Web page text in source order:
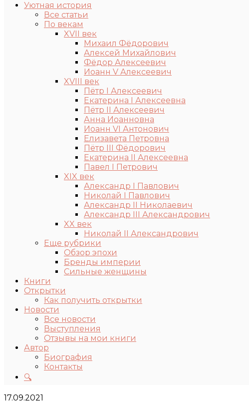
Уютная история
Все статьи
По векам
XVII век
Михаил Фёдорович
Алексей Михайлович
Фёдор Алексеевич
Иоанн V Алексеевич
XVIII век
Пётр I Алексеевич
Екатерина I Алексеевна
Пётр II Алексеевич
Анна Иоанновна
Иоанн VI Антонович
Елизавета Петровна
Пётр III Фёдорович
Екатерина II Алексеевна
Павел I Петрович
XIX век
Александр I Павлович
Николай I Павлович
Александр II Николаевич
Александр III Александрович
XX век
Николай II Александрович
Еще рубрики
Обзор эпохи
Бренды империи
Сильные женщины
Книги
Открытки
Как получить открытки
Новости
Все новости
Выступления
Отзывы на мои книги
Автор
Биография
Контакты
🔍
17.09.2021